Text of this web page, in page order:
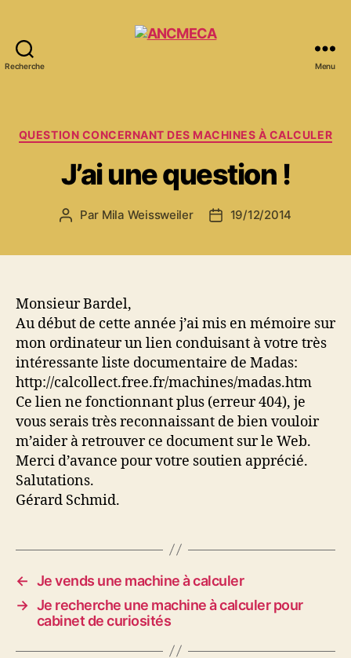
Recherche Menu
Catégories
QUESTION CONCERNANT DES MACHINES À CALCULER
J’ai une question !
Auteur
Par Mila Weissweiler
Date19/12/2014
Monsieur Bardel,
Au début de cette année j’ai mis en mémoire sur
mon ordinateur un lien conduisant à votre très
intéressante liste documentaire de Madas:
http://calcollect.free.fr/machines/madas.htm
Ce lien ne fonctionnant plus (erreur 404), je
vous serais très reconnaissant de bien vouloir
m’aider à retrouver ce document sur le Web.
Merci d’avance pour votre soutien apprécié.
Salutations.
Gérard Schmid.
← Je vends une machine à calculer
→ Je recherche une machine à calculer pour
cabinet de curiosités